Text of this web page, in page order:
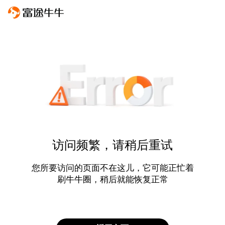
访问频繁，请稍后重试
您所要访问的页面不在这儿，它可能正忙着
刷牛牛圈，稍后就能恢复正常